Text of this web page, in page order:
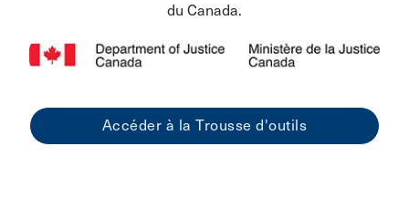
du Canada.
Accéder à la Trousse d'outils